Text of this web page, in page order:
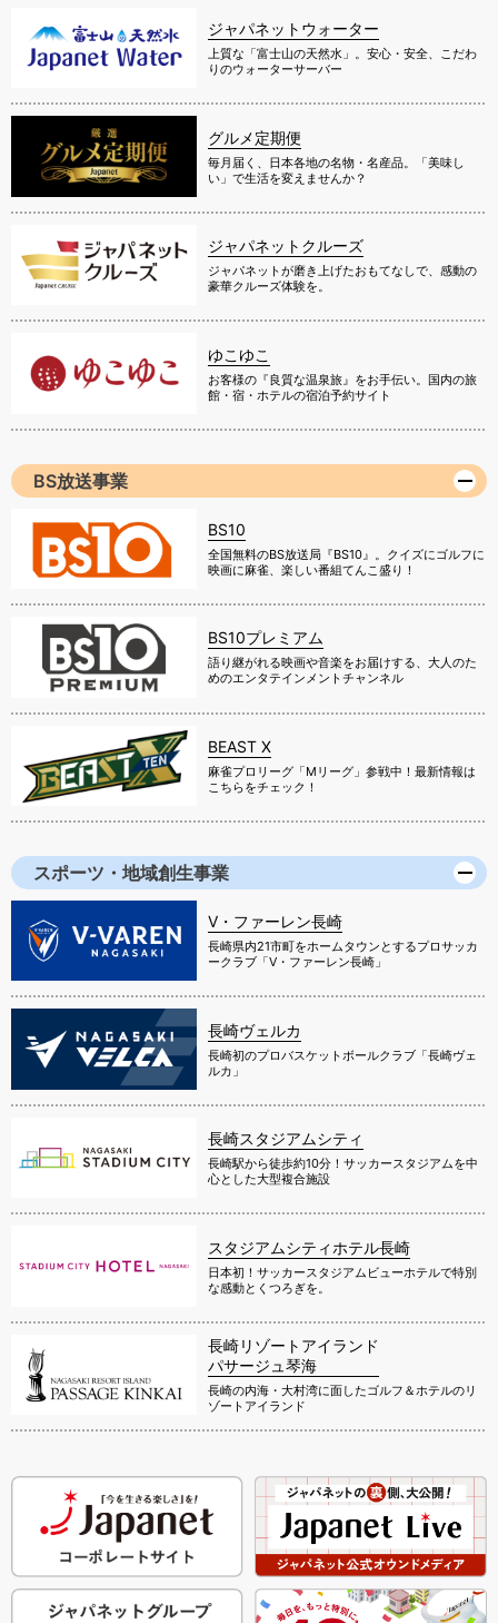
ジャパネットウォーター
上質な「富士山の天然水」。安心・安全、こだわ
りのウォーターサーバー
グルメ定期便
毎月届く、日本各地の名物・名産品。「美味し
い」で生活を変えませんか？
ジャパネットクルーズ
ジャパネットが磨き上げたおもてなしで、感動の
豪華クルーズ体験を。
ゆこゆこ
お客様の『良質な温泉旅』をお手伝い。国内の旅
館・宿・ホテルの宿泊予約サイト
BS放送事業
BS10
全国無料のBS放送局『BS10』。クイズにゴルフに
映画に麻雀、楽しい番組てんこ盛り！
BS10プレミアム
語り継がれる映画や音楽をお届けする、大人のた
めのエンタテインメントチャンネル
BEAST X
麻雀プロリーグ「Mリーグ」参戦中！最新情報は
こちらをチェック！
スポーツ・地域創生事業
V・ファーレン長崎
長崎県内21市町をホームタウンとするプロサッカ
ークラブ「V・ファーレン長崎」
長崎ヴェルカ
長崎初のプロバスケットボールクラブ「長崎ヴェ
ルカ」
長崎スタジアムシティ
長崎駅から徒歩約10分！サッカースタジアムを中
心とした大型複合施設
スタジアムシティホテル長崎
日本初！サッカースタジアムビューホテルで特別
な感動とくつろぎを。
長崎リゾートアイランド
パサージュ琴海
長崎の内海・大村湾に面したゴルフ＆ホテルのリ
ゾートアイランド